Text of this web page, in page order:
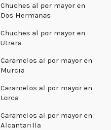
Chuches al por mayor en
Dos Hermanas
Chuches al por mayor en
Utrera
Caramelos al por mayor en
Murcia
Caramelos al por mayor en
Lorca
Caramelos al por mayor en
Alcantarilla